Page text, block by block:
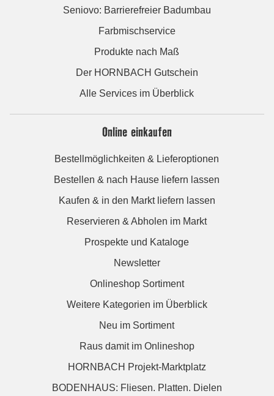
Seniovo: Barrierefreier Badumbau
Farbmischservice
Produkte nach Maß
Der HORNBACH Gutschein
Alle Services im Überblick
Online einkaufen
Bestellmöglichkeiten & Lieferoptionen
Bestellen & nach Hause liefern lassen
Kaufen & in den Markt liefern lassen
Reservieren & Abholen im Markt
Prospekte und Kataloge
Newsletter
Onlineshop Sortiment
Weitere Kategorien im Überblick
Neu im Sortiment
Raus damit im Onlineshop
HORNBACH Projekt-Marktplatz
BODENHAUS: Fliesen. Platten. Dielen